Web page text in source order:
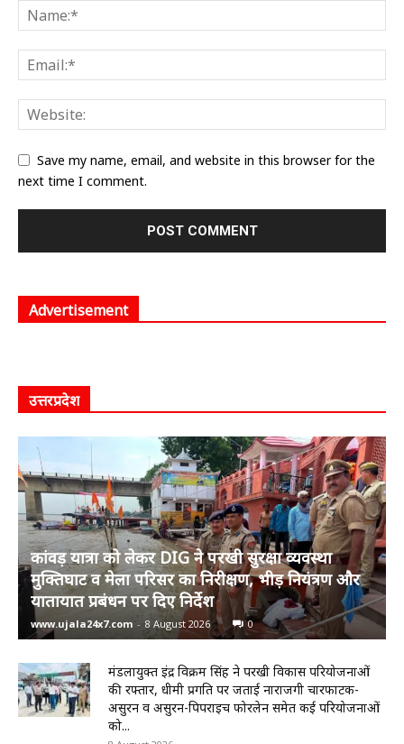
Save my name, email, and website in this browser for the
next time I comment.
Advertisement
उत्तरप्रदेश
कांवड़ यात्रा को लेकर DIG ने परखी सुरक्षा व्यवस्था
मुक्तिघाट व मेला परिसर का निरीक्षण, भीड़ नियंत्रण और
यातायात प्रबंधन पर दिए निर्देश
www.ujala24x7.com - 8 August 2026 0
मंडलायुक्त इंद्र विक्रम सिंह ने परखी विकास परियोजनाओं
की रफ्तार, धीमी प्रगति पर जताई नाराजगी चारफाटक-
असुरन व असुरन-पिपराइच फोरलेन समेत कई परियोजनाओं
को...